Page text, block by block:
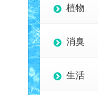
植物
消臭
生活